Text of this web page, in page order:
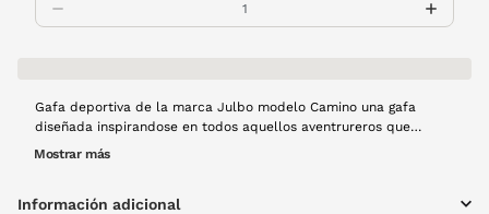
Gafa deportiva de la marca Julbo modelo Camino una gafa
diseñada inspirandose en todos aquellos aventrureros que
sueñan con llegar a Santiago de Compostela. Este modelo con
lentes Spectron 4, una lente de policarbonato ultrarresistente a
Mostrar más
Información adicional